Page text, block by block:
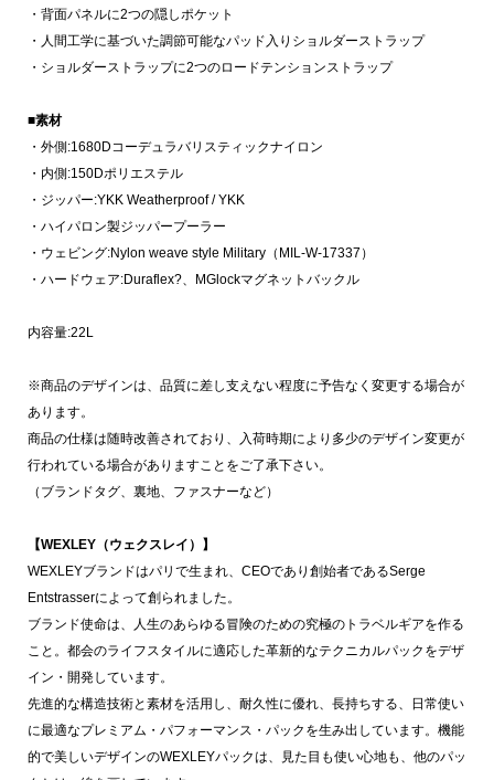
・背面パネルに2つの隠しポケット
・人間工学に基づいた調節可能なパッド入りショルダーストラップ
・ショルダーストラップに2つのロードテンションストラップ
■素材
・外側:1680Dコーデュラバリスティックナイロン
・内側:150Dポリエステル
・ジッパー:YKK Weatherproof / YKK
・ハイパロン製ジッパープーラー
・ウェビング:Nylon weave style Military（MIL-W-17337）
・ハードウェア:Duraflex?、MGlockマグネットバックル
内容量:22L
※商品のデザインは、品質に差し支えない程度に予告なく変更する場合が
あります。
商品の仕様は随時改善されており、入荷時期により多少のデザイン変更が
行われている場合がありますことをご了承下さい。
（ブランドタグ、裏地、ファスナーなど）
【WEXLEY（ウェクスレイ）】
WEXLEYブランドはパリで生まれ、CEOであり創始者であるSerge
Entstrasserによって創られました。
ブランド使命は、人生のあらゆる冒険のための究極のトラベルギアを作る
こと。都会のライフスタイルに適応した革新的なテクニカルパックをデザ
イン・開発しています。
先進的な構造技術と素材を活用し、耐久性に優れ、長持ちする、日常使い
に最適なプレミアム・パフォーマンス・パックを生み出しています。機能
的で美しいデザインのWEXLEYパックは、見た目も使い心地も、他のパッ